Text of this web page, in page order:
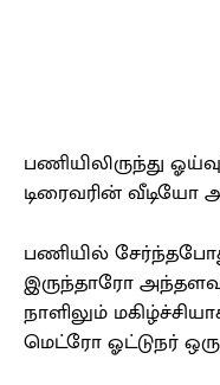
பணியிலிருந்து
டிரைவரின் வீடியோ
பணியில்
இருந்தாரோ
நாளிலும்
மெட்ரோ ஓட்டுநர்